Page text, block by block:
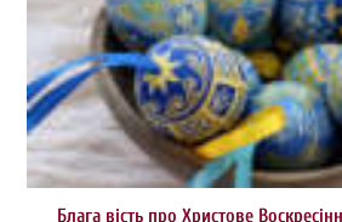
Блага вість про Христове